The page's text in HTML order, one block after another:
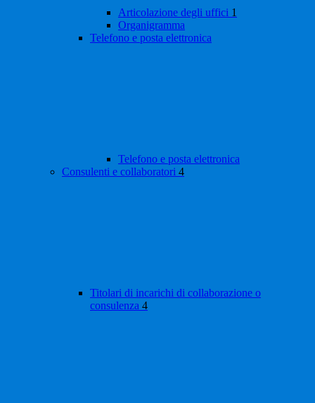
Articolazione degli uffici 1
Organigramma
Telefono e posta elettronica
Telefono e posta elettronica
Consulenti e collaboratori 4
Titolari di incarichi di collaborazione o
consulenza 4